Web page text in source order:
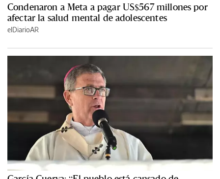
Condenaron a Meta a pagar US$567 millones por
afectar la salud mental de adolescentes
elDiarioAR